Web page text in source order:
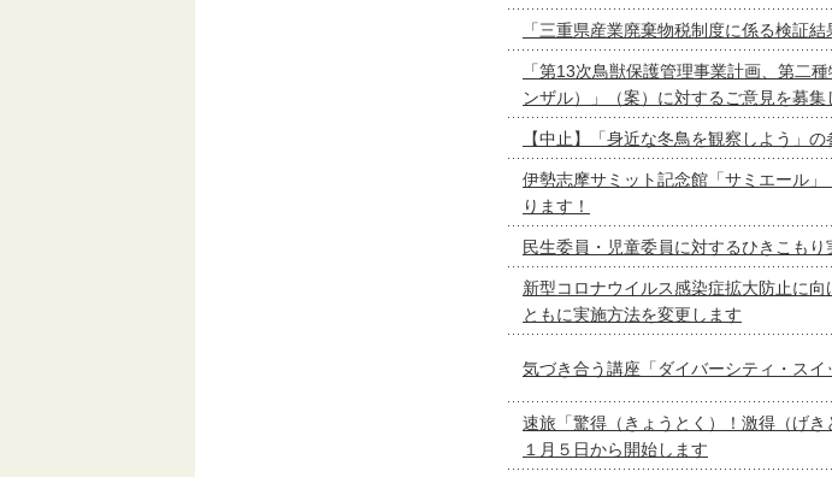
「三重県産業廃棄物税制度に係る検証
「第13次鳥獣保護管理事業計画、第二
ンザル）」（案）に対するご意見を募集
【中止】「身近な冬鳥を観察しよう」
伊勢志摩サミット記念館「サミエール
ります！
民生委員・児童委員に対するひきこも
新型コロナウイルス感染症拡大防止に
ともに実施方法を変更します
気づき合う講座「ダイバーシティ・スイ
速旅「驚得（きょうとく）！激得（げ
１月５日から開始します